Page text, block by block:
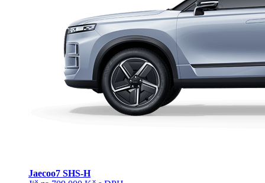
Jaecoo7 SHS-H